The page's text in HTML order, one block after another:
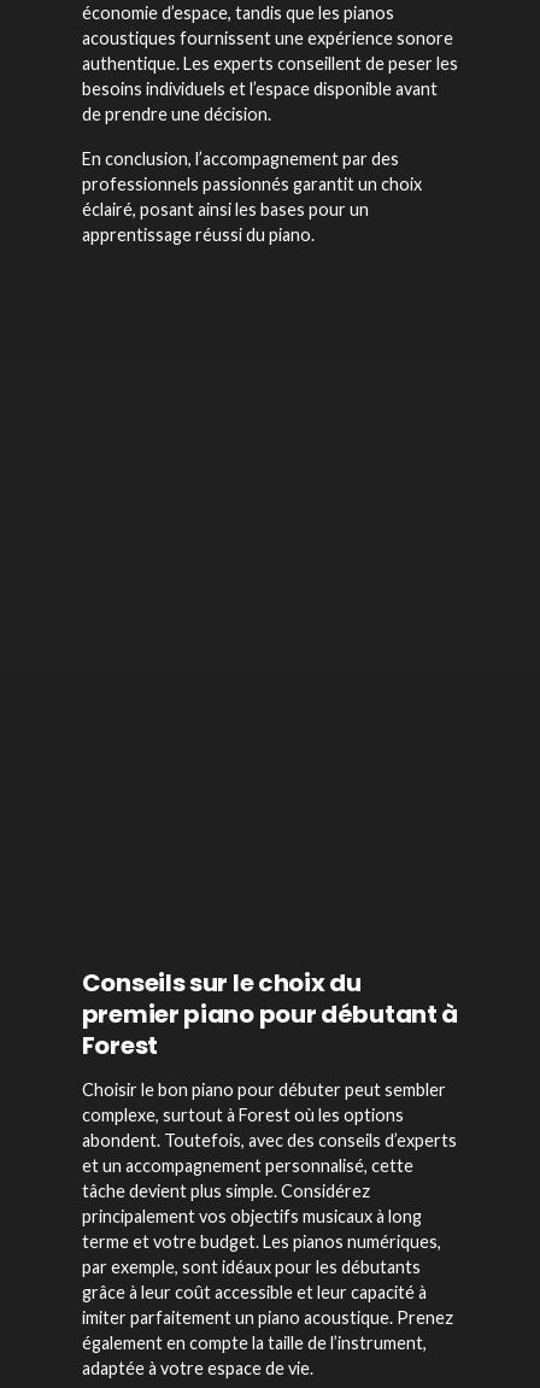
économie d’espace, tandis que les pianos
acoustiques fournissent une expérience sonore
authentique. Les experts conseillent de peser les
besoins individuels et l’espace disponible avant
de prendre une décision.
En conclusion, l’accompagnement par des
professionnels passionnés garantit un choix
éclairé, posant ainsi les bases pour un
apprentissage réussi du piano.
Conseils sur le choix du
premier piano pour débutant à
Forest
Choisir le bon piano pour débuter peut sembler
complexe, surtout à Forest où les options
abondent. Toutefois, avec des conseils d’experts
et un accompagnement personnalisé, cette
tâche devient plus simple. Considérez
principalement vos objectifs musicaux à long
terme et votre budget. Les pianos numériques,
par exemple, sont idéaux pour les débutants
grâce à leur coût accessible et leur capacité à
imiter parfaitement un piano acoustique. Prenez
également en compte la taille de l’instrument,
adaptée à votre espace de vie.